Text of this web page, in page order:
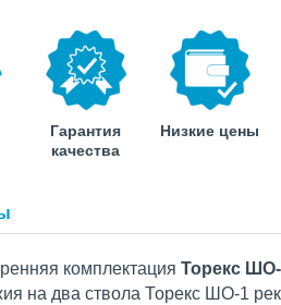
Гарантия
качества
Низкие цены
комплектация Торекс
на два ствола Торекс ШО-1